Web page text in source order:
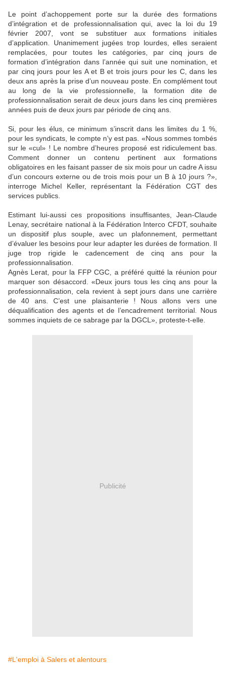
Le point d’achoppement porte sur la durée des formations
d’intégration et de professionnalisation qui, avec la loi du 19
février 2007, vont se substituer aux formations initiales
d’application. Unanimement jugées trop lourdes, elles seraient
remplacées, pour toutes les catégories, par cinq jours de
formation d’intégration dans l’année qui suit une nomination, et
par cinq jours pour les A et B et trois jours pour les C, dans les
deux ans après la prise d’un nouveau poste. En complément tout
au long de la vie professionnelle, la formation dite de
professionnalisation serait de deux jours dans les cinq premières
années puis de deux jours par période de cinq ans.
Si, pour les élus, ce minimum s’inscrit dans les limites du 1 %,
pour les syndicats, le compte n’y est pas. «Nous sommes tombés
sur le «cul» ! Le nombre d’heures proposé est ridiculement bas.
Comment donner un contenu pertinent aux formations
obligatoires en les faisant passer de six mois pour un cadre A issu
d’un concours externe ou de trois mois pour un B à 10 jours ?»,
interroge Michel Keller, représentant la Fédération CGT des
services publics.
Estimant lui-aussi ces propositions insuffisantes, Jean-Claude
Lenay, secrétaire national à la Fédération Interco CFDT, souhaite
un dispositif plus souple, avec un plafonnement, permettant
d’évaluer les besoins pour leur adapter les durées de formation. Il
juge trop rigide le cadencement de cinq ans pour la
professionnalisation.
Agnès Lerat, pour la FFP CGC, a préféré quitté la réunion pour
marquer son désaccord. «Deux jours tous les cinq ans pour la
professionnalisation, cela revient à sept jours dans une carrière
de 40 ans. C’est une plaisanterie ! Nous allons vers une
déqualification des agents et de l’encadrement territorial. Nous
sommes inquiets de ce sabrage par la DGCL», proteste-t-elle.
Publicité
#L'emploi à Salers et alentours